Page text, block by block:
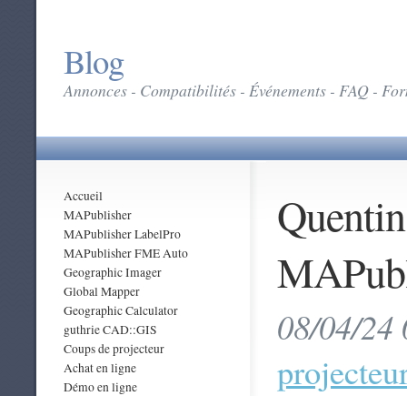
Blog
Annonces - Compatibilités - Événements - FAQ -
Accueil
MAPublisher
MAPublisher LabelPro
MAPublisher FME Auto
Geographic Imager
Global Mapper
Geographic Calculator
guthrie CAD::GIS
Coups de projecteur
Achat en ligne
Démo en ligne
08/04/